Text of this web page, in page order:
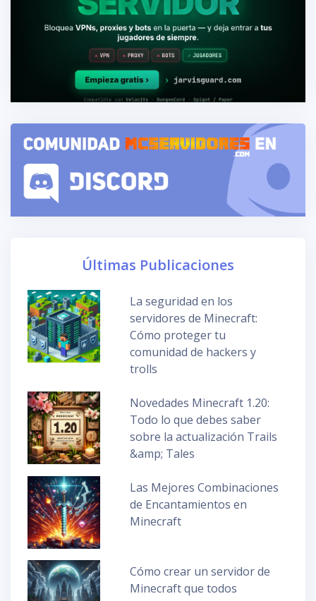
Últimas Publicaciones
La seguridad en los
servidores de Minecraft:
Cómo proteger tu
comunidad de hackers y
trolls
Novedades Minecraft 1.20:
Todo lo que debes saber
sobre la actualización Trails
&amp; Tales
Las Mejores Combinaciones
de Encantamientos en
Minecraft
Cómo crear un servidor de
Minecraft que todos